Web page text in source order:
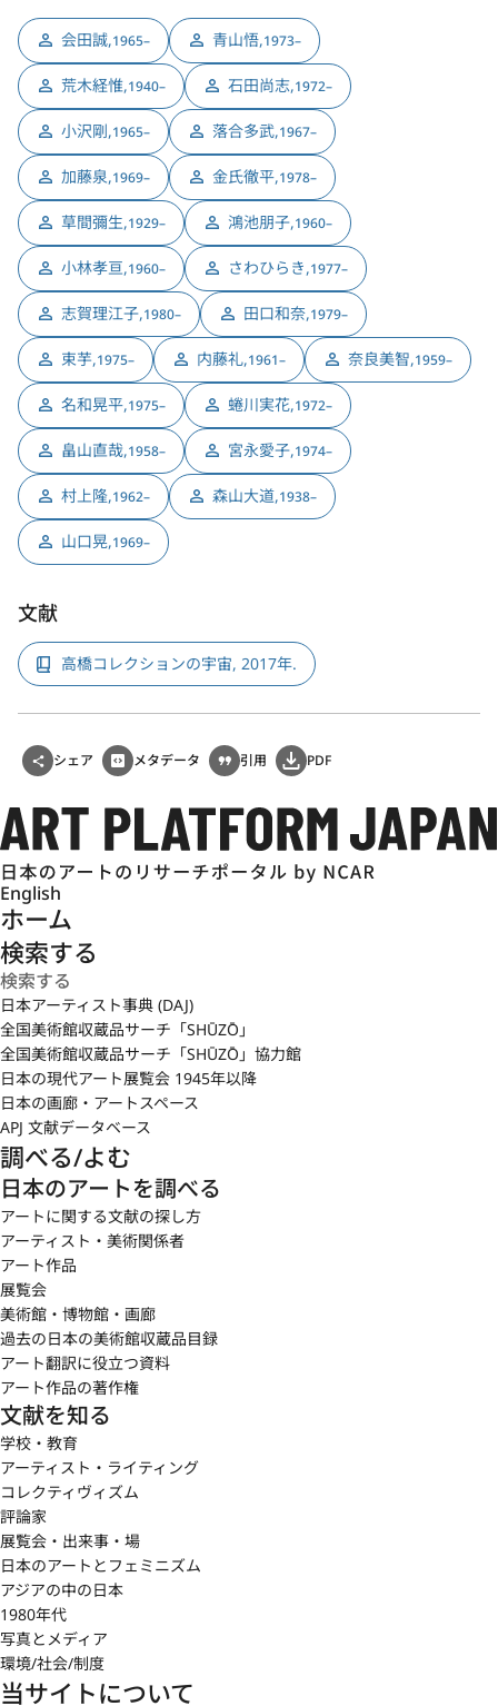
会田誠,1965– 青山悟,1973–
荒木経惟,1940– 石田尚志,1972–
小沢剛,1965– 落合多武,1967–
加藤泉,1969– 金氏徹平,1978–
草間彌生,1929– 鴻池朋子,1960–
小林孝亘,1960– さわひらき,1977–
志賀理江子,1980– 田口和奈,1979–
束芋,1975– 内藤礼,1961– 奈良美智,1959–
名和晃平,1975– 蜷川実花,1972–
畠山直哉,1958– 宮永愛子,1974–
村上隆,1962– 森山大道,1938–
山口晃,1969–
文献
高橋コレクションの宇宙, 2017年.
シェア メタデータ 引用 PDF
English
ホーム
検索する
日本アーティスト事典 (DAJ)
全国美術館収蔵品サーチ「SHŪZŌ」
全国美術館収蔵品サーチ「SHŪZŌ」協力館
日本の現代アート展覧会 1945年以降
日本の画廊・アートスペース
APJ 文献データベース
調べる/よむ
日本のアートを調べる
アートに関する文献の探し方
アーティスト・美術関係者
アート作品
展覧会
美術館・博物館・画廊
過去の日本の美術館収蔵品目録
アート翻訳に役立つ資料
アート作品の著作権
文献を知る
学校・教育
アーティスト・ライティング
コレクティヴィズム
評論家
展覧会・出来事・場
日本のアートとフェミニズム
アジアの中の日本
1980年代
写真とメディア
環境/社会/制度
当サイトについて